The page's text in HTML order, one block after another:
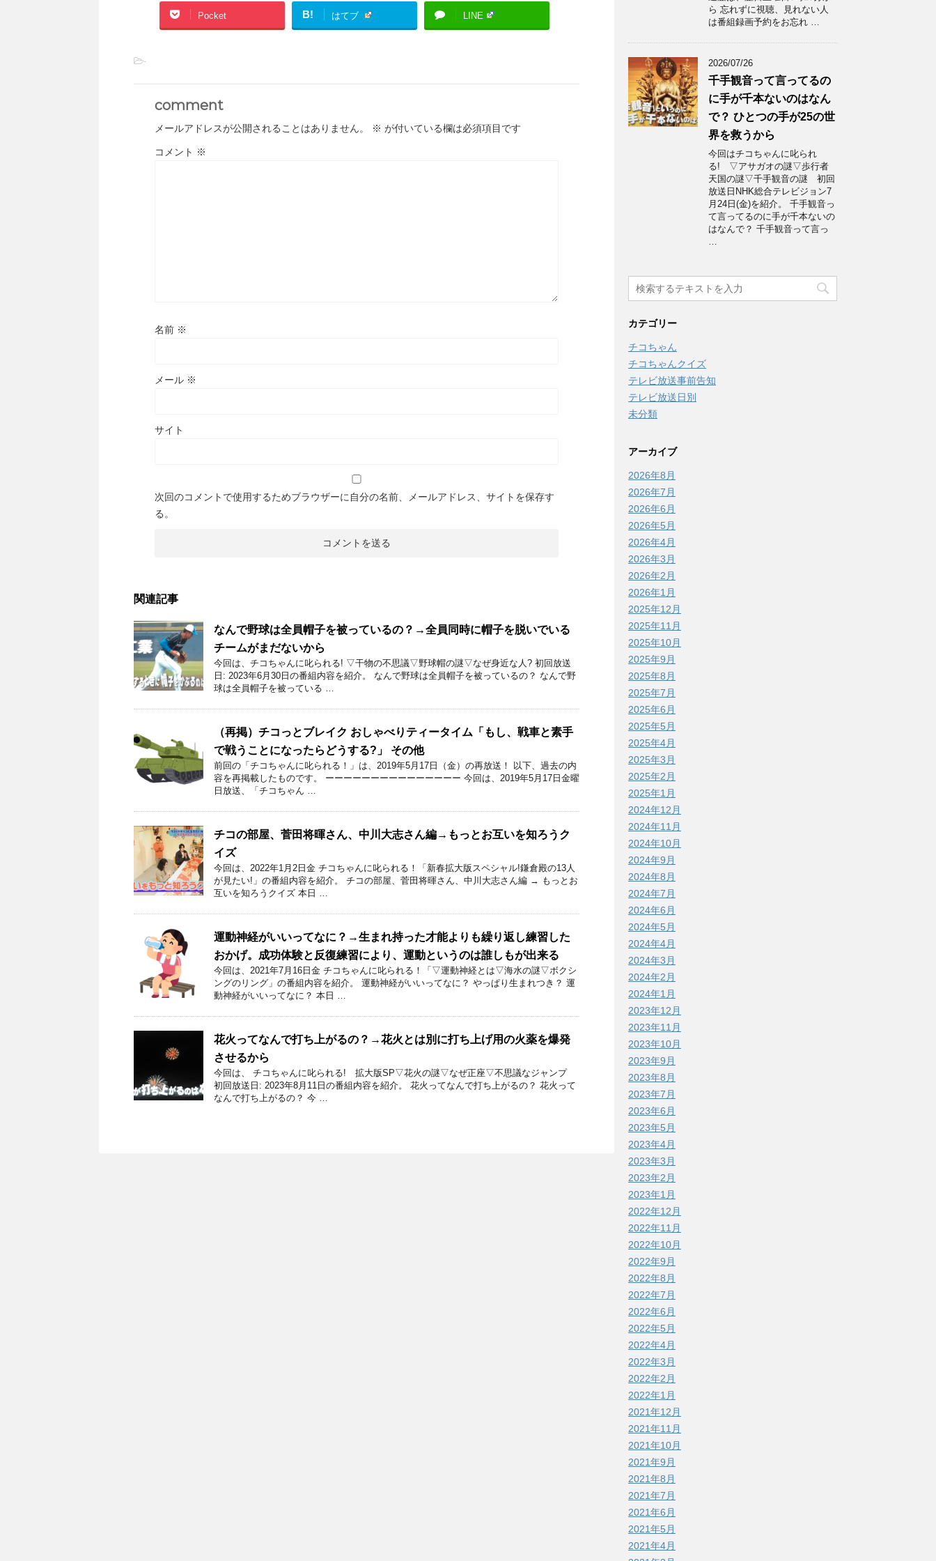
Pocket B! はてブ LINE
-
comment
メールアドレスが公開されることはありません。 ※ が付いている欄は必須項目です
コメント ※
名前 ※
メール ※
サイト
次回のコメントで使用するためブラウザーに自分の名前、メールアドレス、サイトを保存す
る。
関連記事
なんで野球は全員帽子を被っているの？→全員同時に帽子を脱いでいる
チームがまだないから
今回は、チコちゃんに叱られる! ▽干物の不思議▽野球帽の謎▽なぜ身近な人? 初回放送
日: 2023年6月30日の番組内容を紹介。 なんで野球は全員帽子を被っているの？ なんで野
球は全員帽子を被っている …
（再掲）チコっとブレイク おしゃべりティータイム「もし、戦車と素手
で戦うことになったらどうする?」 その他
前回の「チコちゃんに叱られる！」​は、2019年5月17日（金）の再放送！ 以下、過去の内
容を再掲載したものです。 ーーーーーーーーーーーーーーー 今回は、2019年5月17日金曜
日放送、「チコちゃん …
チコの部屋、菅田将暉さん、中川大志さん編→もっとお互いを知ろうク
イズ
今回は、2022年1月2日金 チコちゃんに叱られる！「新春拡大版スペシャル!鎌倉殿の13人
が見たい!」の番組内容を紹介。 チコの部屋、菅田将暉さん、中川大志さん編 → もっとお
互いを知ろうクイズ 本日 …
運動神経がいいってなに？→生まれ持った才能よりも繰り返し練習した
おかげ。成功体験と反復練習により、運動というのは誰しもが出来る
今回は、2021年7月16日金 チコちゃんに叱られる！「▽運動神経とは▽海水の謎▽ボクシ
ングのリング」の番組内容を紹介。 運動神経がいいってなに？ やっぱり生まれつき？ 運
動神経がいいってなに？ 本日 …
花火ってなんで打ち上がるの？→花火とは別に打ち上げ用の火薬を爆発
させるから
今回は、 チコちゃんに叱られる! 拡大版SP▽花火の謎▽なぜ正座▽不思議なジャンプ
初回放送日: 2023年8月11日の番組内容を紹介。 花火ってなんで打ち上がるの？ 花火って
なんで打ち上がるの？ 今 …
ら 忘れずに視聴、見れない人
は番組録画予約をお忘れ …
2026/07/26
千手観音って言ってるの
に手が千本ないのはなん
で？ ひとつの手が25の世
界を救うから
今回はチコちゃんに叱られ
る! ▽アサガオの謎▽歩行者
天国の謎▽千手観音の謎 初回
放送日NHK総合テレビジョン7
月24日(金)を紹介。 千手観音っ
て言ってるのに手が千本ないの
はなんで？ 千手観音って言っ
…
カテゴリー
チコちゃん
チコちゃんクイズ
テレビ放送事前告知
テレビ放送日別
未分類
アーカイブ
2026年8月
2026年7月
2026年6月
2026年5月
2026年4月
2026年3月
2026年2月
2026年1月
2025年12月
2025年11月
2025年10月
2025年9月
2025年8月
2025年7月
2025年6月
2025年5月
2025年4月
2025年3月
2025年2月
2025年1月
2024年12月
2024年11月
2024年10月
2024年9月
2024年8月
2024年7月
2024年6月
2024年5月
2024年4月
2024年3月
2024年2月
2024年1月
2023年12月
2023年11月
2023年10月
2023年9月
2023年8月
2023年7月
2023年6月
2023年5月
2023年4月
2023年3月
2023年2月
2023年1月
2022年12月
2022年11月
2022年10月
2022年9月
2022年8月
2022年7月
2022年6月
2022年5月
2022年4月
2022年3月
2022年2月
2022年1月
2021年12月
2021年11月
2021年10月
2021年9月
2021年8月
2021年7月
2021年6月
2021年5月
2021年4月